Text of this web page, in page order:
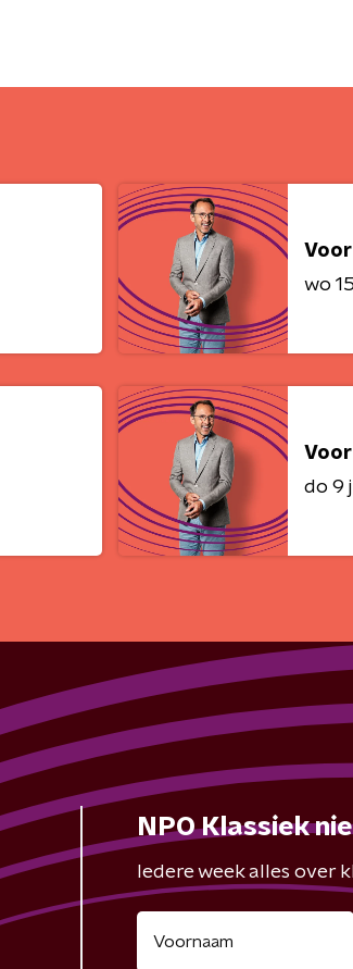
wo
do 9
NPO Klassiek
Iedere week alles over